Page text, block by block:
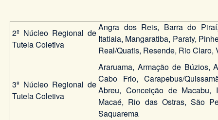
2º Núcleo Regional de
Tutela Coletiva
Angra dos Reis, Barra do
Itatiaia, Mangaratiba, Paraty,
Real/Quatis, Resende, Rio Claro,
3º Núcleo Regional de
Tutela Coletiva
Araruama, Armação de Búzios,
Cabo Frio, Carapebus/
Abreu, Conceição de Macabu,
Macaé, Rio das Ostras, São
Saquarema